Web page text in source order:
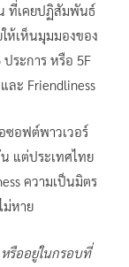
ที่เคยปฏิสัมพันธ์
ห้เห็นมุมมองของ
ระการ หรือ 5F
ละ Friendliness
ซอฟต์พาวเวอร์
แต่ประเทศไทย
ความเป็นมิตร
ม่หาย
รืออยู่ในกรอบที่